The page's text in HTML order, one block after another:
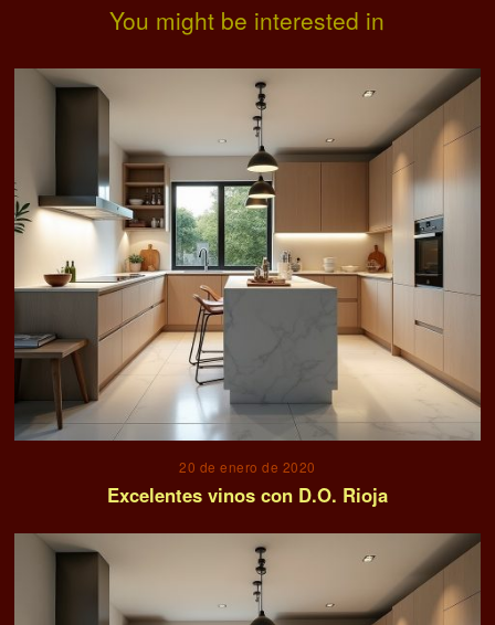
You might be interested in
20 de enero de 2020
Excelentes vinos con D.O. Rioja